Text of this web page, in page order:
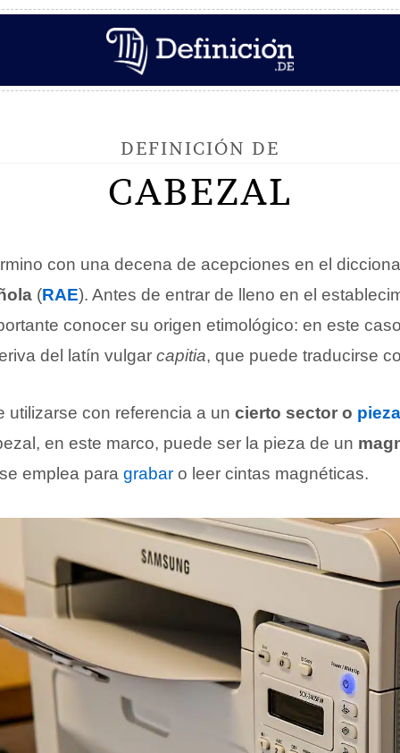
DEFINICIÓN DE
CABEZAL
con una decena de acepciones en el
(RAE). Antes de entrar de lleno en el
conocer su origen etimológico: en este
del latín vulgar capitia, que puede traducirse
utilizarse con referencia a un cierto sector o pieza
en este marco, puede ser la pieza de un
emplea para grabar o leer cintas magnéticas.